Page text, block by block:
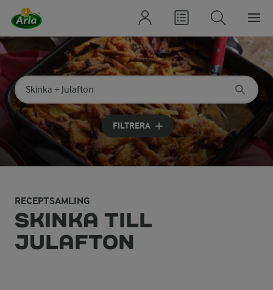
Sök på kategori eller ingrediens
Skriv in sökord för att få förslag
FILTRERA
RECEPTSAMLING
SKINKA TILL
JULAFTON